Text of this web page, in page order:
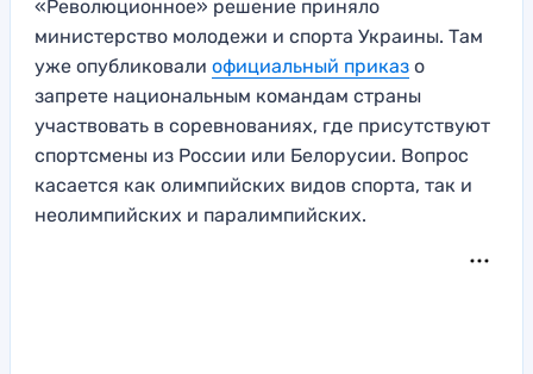
«Революционное» решение приняло
министерство молодежи и спорта Украины. Там
уже опубликовали официальный приказ о
запрете национальным командам страны
участвовать в соревнованиях, где присутствуют
спортсмены из России или Белорусии. Вопрос
касается как олимпийских видов спорта, так и
неолимпийских и паралимпийских.